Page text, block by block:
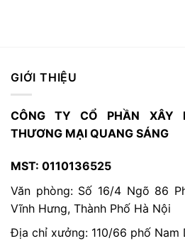
GIỚI THIỆU
CÔNG TY CỔ PHẦN XÂY
THƯƠNG MẠI QUANG SÁNG
MST: 0110136525
Văn phòng: Số 16/4 Ngõ 86
Vĩnh Hưng, Thành Phố Hà Nội
Địa chỉ xưởng: 110/66 phố Nam